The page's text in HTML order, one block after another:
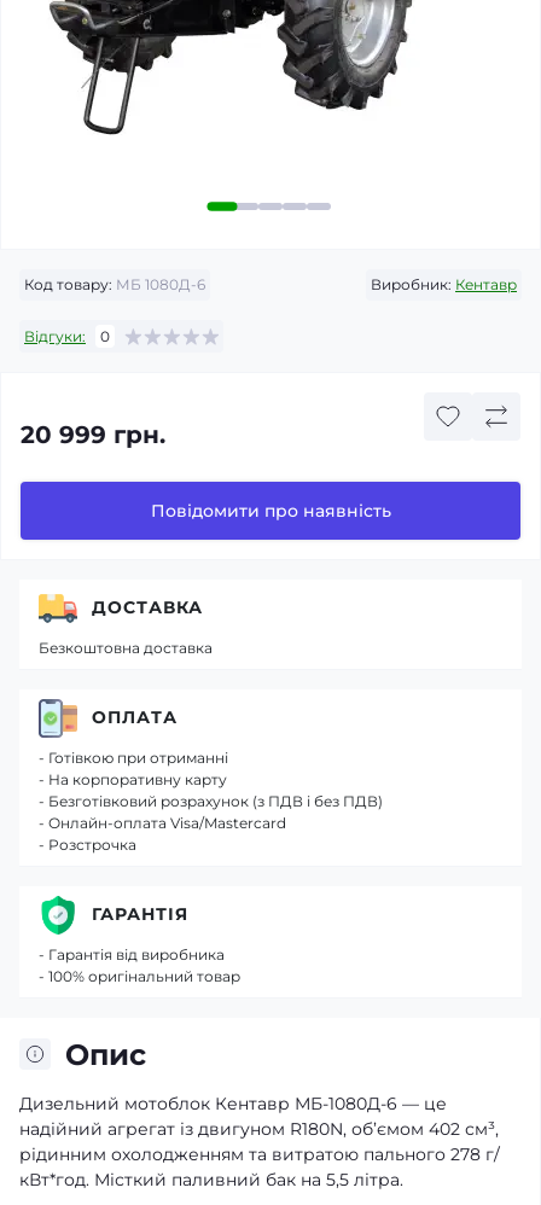
Код товару: МБ 1080Д-6 Виробник: Кентавр
Відгуки: 0
20 999 грн.
Повідомити про наявність
Опис
Дизельний мотоблок Кентавр МБ-1080Д-6 — це
надійний агрегат із двигуном R180N, об’ємом 402 см³,
рідинним охолодженням та витратою пального 278 г/
кВт*год. Місткий паливний бак на 5,5 літра.
ДОСТАВКА
Безкоштовна доставка
ОПЛАТА
- Готівкою при отриманні
- На корпоративну карту
- Безготівковий розрахунок (з ПДВ і без ПДВ)
- Онлайн-оплата Visa/Mastercard
- Розстрочка
ГАРАНТІЯ
- Гарантія від виробника
- 100% оригінальний товар